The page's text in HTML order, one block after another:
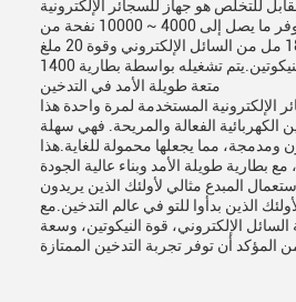
للتخلص هو جهاز للسجائر الإلكترونية
القابلة للتخلص الذي يوفر ما يصل إلى 4000 ~ 10000 نفحة من
متعة التدخين مع سعة 18 مل من السائل الإلكتروني وقوة 20 ملغ
من النيكوتين.يتم تشغيله بواسطة بطارية 1400mAhوالذي يوفر
متعة طويلة الأمد في التدخين
الإلكترونية المستخدمة لمرة واحدة هذا
الكهربائية الفعالة والمريحة. فهي سهلة
ومدمجة، مما يجعلها محمولة للغاية.هذا
المبدع مثالي لأولئك الذين يريدون
الذين بدأوا للتو في عالم التدخين.مع
الإلكتروني، قوة النيكوتين، وسعة